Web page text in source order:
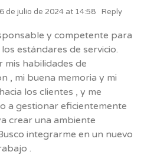
6 de julio de 2024 at 14:58 Reply
y competente para
estándares de servicio.
mis habilidades de
, mi buena memoria y mi
los clientes , y me
a gestionar eficientemente
crear una ambiente
integrarme en un nuevo
.